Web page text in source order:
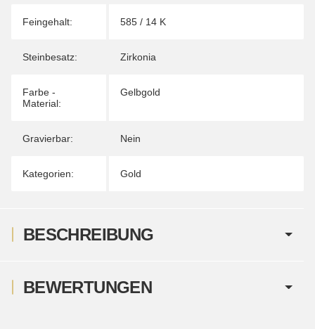
Feingehalt: 585 / 14 K
Steinbesatz: Zirkonia
Farbe -
Material:
Gelbgold
Gravierbar: Nein
Kategorien: Gold
BESCHREIBUNG
BEWERTUNGEN